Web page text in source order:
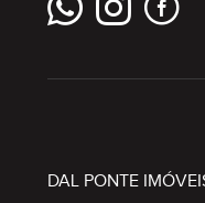
DAL PONTE